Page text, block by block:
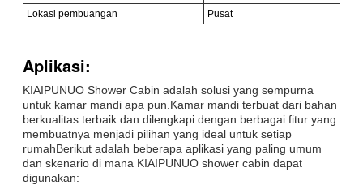
Lokasi pembuangan
Pusat
Aplikasi:
KIAIPUNUO Shower Cabin adalah solusi yang sempurna
untuk kamar mandi apa pun.Kamar mandi terbuat dari bahan
berkualitas terbaik dan dilengkapi dengan berbagai fitur yang
membuatnya menjadi pilihan yang ideal untuk setiap
rumahBerikut adalah beberapa aplikasi yang paling umum
dan skenario di mana KIAIPUNUO shower cabin dapat
digunakan: